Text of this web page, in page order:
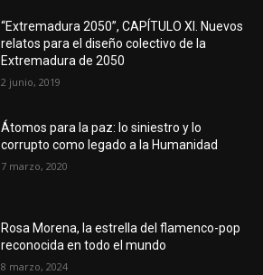
“Extremadura 2050”, CAPÍTULO XI. Nuevos
relatos para el diseño colectivo de la
Extremadura de 2050
2 junio, 2019
Átomos para la paz: lo siniestro y lo
corrupto como legado a la Humanidad
7 marzo, 2020
Rosa Morena, la estrella del flamenco-pop
reconocida en todo el mundo
8 marzo, 2024